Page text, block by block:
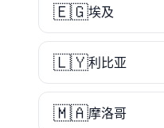
🇪🇬埃及
🇱🇾利比亚
🇲🇦摩洛哥